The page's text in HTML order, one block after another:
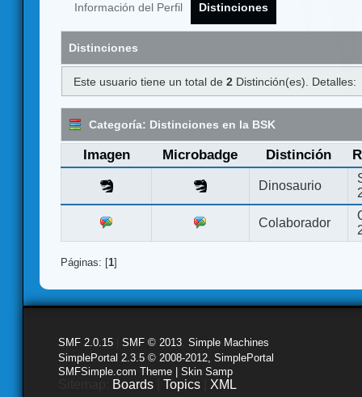
Información del Perfil Distinciones
Distinciones
Este usuario tiene un total de2 Distinción(es). Detalles:
Categoría: Distinciones en la BSK
Imagen Microbadge Distinción
Dinosaurio
Colaborador
Páginas: [1]
SMF 2.0.15 SMF © 2013 Simple Machines
SimplePortal 2.3.5 © 2008-2012, SimplePortal
SMFSimple.com Theme | Skin Samp
Boards Topics XML